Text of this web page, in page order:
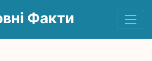
Факти